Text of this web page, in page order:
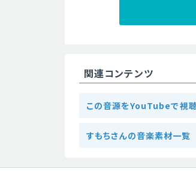
関連コンテンツ
この音源をYouTubeで視
すもちさんの音楽素材一覧